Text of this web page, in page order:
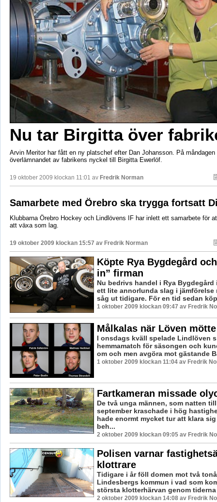
Nu tar Birgitta över
Arvin Meritor har fått en ny platschef efter Dan Johansson. På
överlämnandet av fabrikens nyckel till Birgitta Ewerlöf.
19 oktober 2009 klockan 11:01 av Fredrik Norman
Samarbete med Örebro ska trygga fortsatt
Klubbarna Örebro Hockey och Lindlövens IF har inlett ett samarbete för
att växa som lag.
19 oktober 2009 klockan 15:57 av Fredrik Norman
Köpte Rya Bygdegård
in” firman
Nu bedrivs handel i Rya Bygdegård
ett lite annorlunda slag i jämförelse
såg ut tidigare. För en tid sedan
1 oktober 2009 klockan 09:47 av Fredrik
Målkalas när Löven
I onsdags kväll spelade Lindlöven
hemmamatch för säsongen och
om och men avgöra mot gästande
1 oktober 2009 klockan 11:04 av Fredrik
Fartkameran missade
De två unga männen, som natten
september kraschade i hög
hade enormt mycket tur att klara
beh...
2 oktober 2009 klockan 09:05 av Fredrik
Polisen varnar
klottrare
Tidigare i år föll domen mot två
Lindesbergs kommun i vad som
största klotterhärvan genom tiderna
2 oktober 2009 klockan 14:08 av Fredrik